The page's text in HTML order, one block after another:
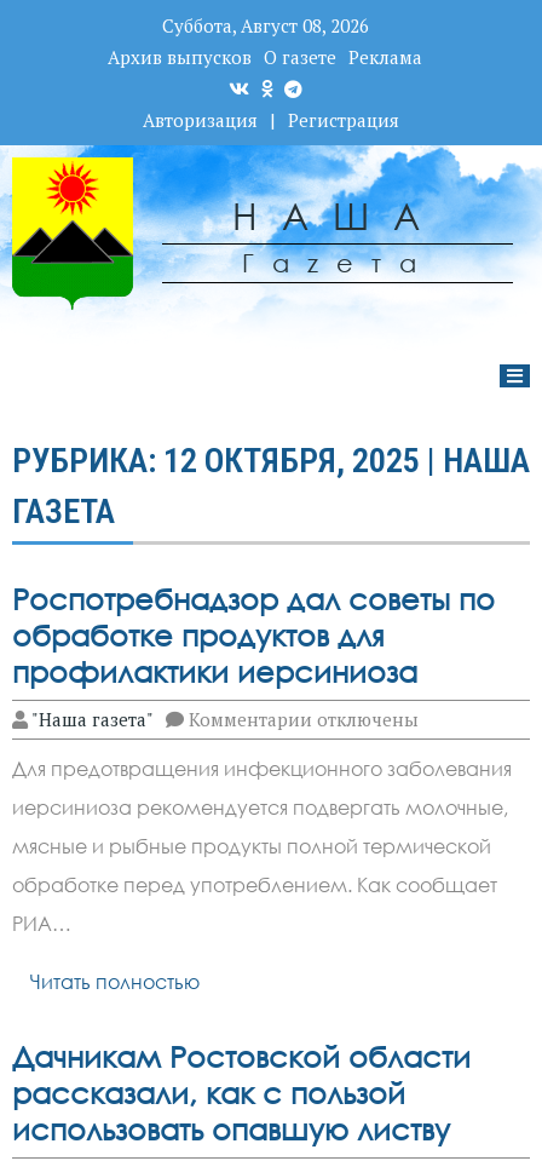
Суббота, Август 08, 2026
Архив выпусков О газете Реклама
Авторизация | Регистрация
НАША
Гаzета
РУБРИКА: 12 ОКТЯБРЯ, 2025 | НАША
ГАЗЕТА
Роспотребнадзор дал советы по
обработке продуктов для
профилактики иерсиниоза
"Наша газета" Комментарии к
записи
Роспотребнадзор
дал
советы
по
обработке
продуктов
для
отключены
Для предотвращения инфекционного заболевания
иерсиниоза рекомендуется подвергать молочные,
мясные и рыбные продукты полной термической
обработке перед употреблением. Как сообщает
РИА…
Читать полностью
Дачникам Ростовской области
рассказали, как с пользой
использовать опавшую листву